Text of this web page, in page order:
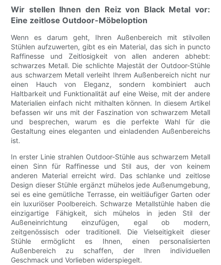
Wir stellen Ihnen den Reiz von Black Metal vor:
Eine zeitlose Outdoor-Möbeloption
Wenn es darum geht, Ihren Außenbereich mit stilvollen
Stühlen aufzuwerten, gibt es ein Material, das sich in puncto
Raffinesse und Zeitlosigkeit von allen anderen abhebt:
schwarzes Metall. Die schlichte Majestät der Outdoor-Stühle
aus schwarzem Metall verleiht Ihrem Außenbereich nicht nur
einen Hauch von Eleganz, sondern kombiniert auch
Haltbarkeit und Funktionalität auf eine Weise, mit der andere
Materialien einfach nicht mithalten können. In diesem Artikel
befassen wir uns mit der Faszination von schwarzem Metall
und besprechen, warum es die perfekte Wahl für die
Gestaltung eines eleganten und einladenden Außenbereichs
ist.
In erster Linie strahlen Outdoor-Stühle aus schwarzem Metall
einen Sinn für Raffinesse und Stil aus, der von keinem
anderen Material erreicht wird. Das schlanke und zeitlose
Design dieser Stühle ergänzt mühelos jede Außenumgebung,
sei es eine gemütliche Terrasse, ein weitläufiger Garten oder
ein luxuriöser Poolbereich. Schwarze Metallstühle haben die
einzigartige Fähigkeit, sich mühelos in jeden Stil der
Außeneinrichtung einzufügen, egal ob modern,
zeitgenössisch oder traditionell. Die Vielseitigkeit dieser
Stühle ermöglicht es Ihnen, einen personalisierten
Außenbereich zu schaffen, der Ihren individuellen
Geschmack und Vorlieben widerspiegelt.